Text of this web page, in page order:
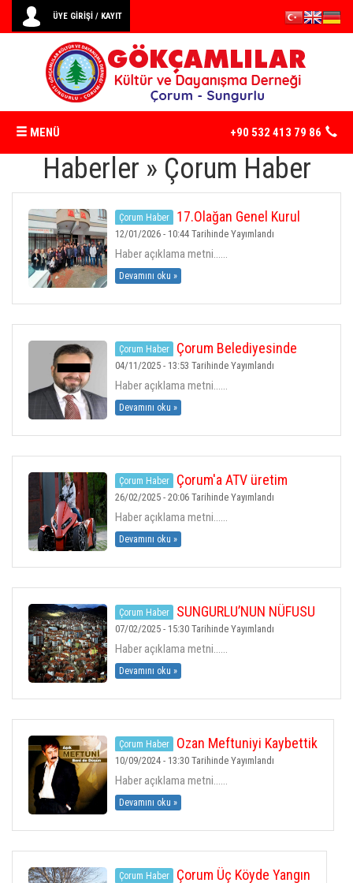
ÜYE GİRİŞİ / KAYIT
MENÜ +90 532 413 79 86
ANASAYFA
DERNEK
TARIHÇEMIZ
H.ALI VURAL
GALERI
İLETIŞIM
ESNAFLAR
ÇORUM HABER
Haberler » Çorum Haber
Çorum Haber
17.Olağan Genel Kurul
Sonuç Bilidirimi
12/01/2026 - 10:44 Tarihinde Yayımlandı
Haber açıklama metni......
Devamını oku »
Çorum Haber
Çorum Belediyesinde
Zimmetine Para Geçirme
04/11/2025 - 13:53 Tarihinde Yayımlandı
Haber açıklama metni......
Devamını oku »
Çorum Haber
Çorum'a ATV üretim
merkezi kuracak
26/02/2025 - 20:06 Tarihinde Yayımlandı
Haber açıklama metni......
Devamını oku »
Çorum Haber
SUNGURLU’NUN NÜFUSU
48 BİN 844 OLDU
07/02/2025 - 15:30 Tarihinde Yayımlandı
Haber açıklama metni......
Devamını oku »
Çorum Haber Ozan Meftuniyi Kaybettik
10/09/2024 - 13:30 Tarihinde Yayımlandı
Haber açıklama metni......
Devamını oku »
Çorum Haber Çorum Üç Köyde Yangın